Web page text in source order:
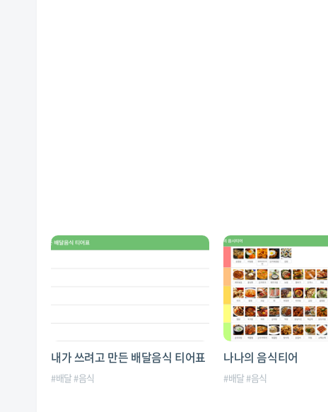
내가 쓰려고 만든 배달음식 티어표
#배달#음식
나나의 음식티어
#배달#음식